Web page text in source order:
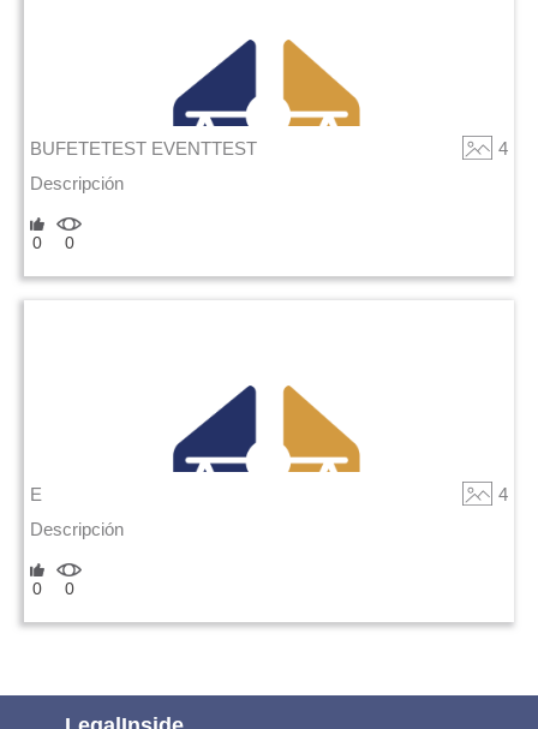
BUFETETEST EVENTTEST
4
Descripción
0 0
E
4
Descripción
0 0